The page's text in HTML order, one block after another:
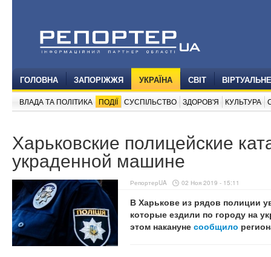
ГОЛОВНА ЗАПОРІЖЖЯ УКРАЇНА СВІТ
ВЛАДА ТА ПОЛІТИКА ПОДІЇ СУСПІЛЬСТВО ЗДОРОВ'Я КУЛЬТУРА
Харьковские полицейские
украденной машине
РепортерUA 02 Ноя 2019 - 15:11
В Харькове из рядов полиции
которые ездили по городу на
этом накануне сообщило